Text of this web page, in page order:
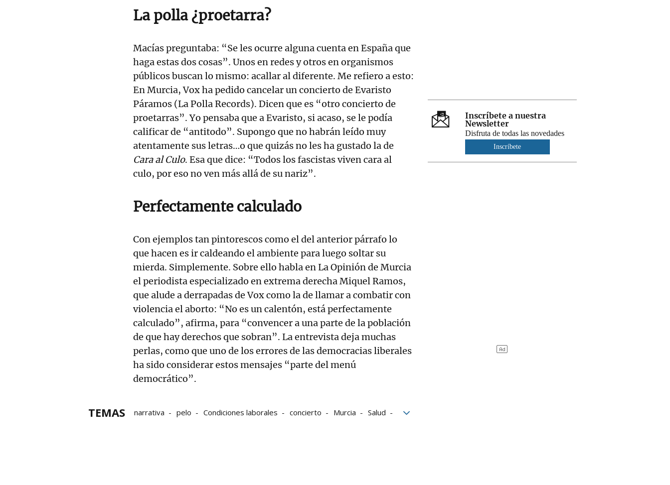
La polla ¿proetarra?
Macías preguntaba: “Se les ocurre alguna cuenta en España que
haga estas dos cosas”. Unos en redes y otros en organismos
públicos buscan lo mismo: acallar al diferente. Me refiero a esto:
En Murcia, Vox ha pedido cancelar un concierto de Evaristo
Páramos (La Polla Records). Dicen que es “otro concierto de
proetarras”. Yo pensaba que a Evaristo, si acaso, se le podía
calificar de “antitodo”. Supongo que no habrán leído muy
atentamente sus letras…o que quizás no les ha gustado la de
Cara al Culo. Esa que dice: “Todos los fascistas viven cara al
culo, por eso no ven más allá de su nariz”.
Perfectamente calculado
Con ejemplos tan pintorescos como el del anterior párrafo lo
que hacen es ir caldeando el ambiente para luego soltar su
mierda. Simplemente. Sobre ello habla en La Opinión de Murcia
el periodista especializado en extrema derecha Miquel Ramos,
que alude a derrapadas de Vox como la de llamar a combatir con
violencia el aborto: “No es un calentón, está perfectamente
calculado”, afirma, para “convencer a una parte de la población
de que hay derechos que sobran”. La entrevista deja muchas
perlas, como que uno de los errores de las democracias liberales
ha sido considerar estos mensajes “parte del menú
democrático”.
TEMAS narrativa pelo Condiciones laborales concierto Murcia
Salud
Inscríbete a nuestra
Newsletter
Disfruta de todas las novedades
Inscríbete